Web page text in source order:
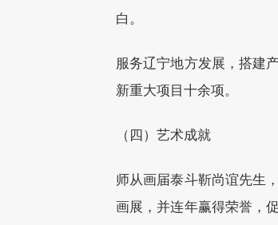
白。
服务辽宁地方发展，搭建
新重大项目十余项。
（四）艺术成就
师从画届泰斗靳尚谊先生
画展，并连年赢得荣誉，